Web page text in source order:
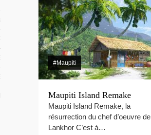
Polynésie
VIDÉOS
LOCAUX
#Maupiti
Maupiti Island Remake
Maupiti Island Remake, la
résurrection du chef d’oeuvre de
Lankhor C’est à…